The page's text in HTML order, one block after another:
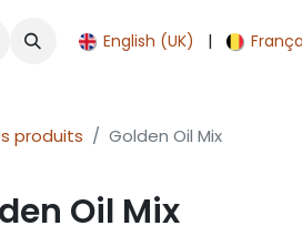
English (UK) |
produits Golden Oil Mix
Oil Mix